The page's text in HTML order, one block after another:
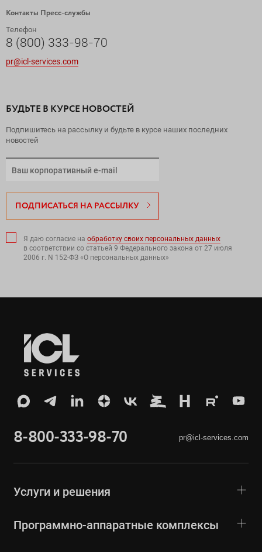
Контакты Пресс-службы
Телефон
8 (800) 333-98-70
pr@icl-services.com
БУДЬТЕ В КУРСЕ НОВОСТЕЙ
Подпишитесь на рассылку и будьте в курсе наших последних
новостей
ПОДПИСАТЬСЯ НА РАССЫЛКУ
Я даю согласие на обработку своих персональных данных
в соответствии со статьей 9 Федерального закона от 27 июля
2006 г. N 152-ФЗ «О персональных данных»
8-800-333-98-70 pr@icl-services.com
Услуги и решения
Программно-аппаратные комплексы